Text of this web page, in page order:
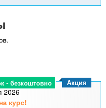
- безкоштовно
2026
курс!
Акция